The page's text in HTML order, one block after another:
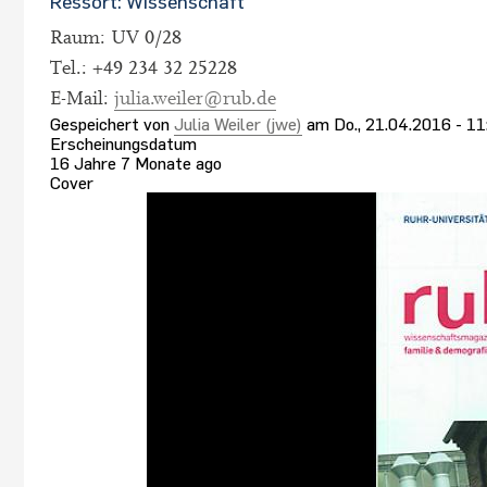
Raum: UV 0/28
Tel.: +49 234 32 25228
E-Mail: julia.weiler@rub.de
Gespeichert von Julia Weiler (jwe) am Do., 21.04.2016 -
Erscheinungsdatum
16 Jahre 7 Monate ago
Cover